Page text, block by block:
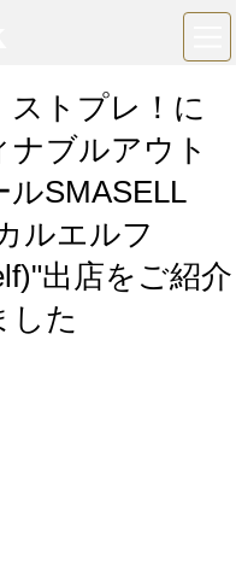
ストプレ！に
ナブルアウト
ルSMASELL
ルエルフ
出店をご紹介
した